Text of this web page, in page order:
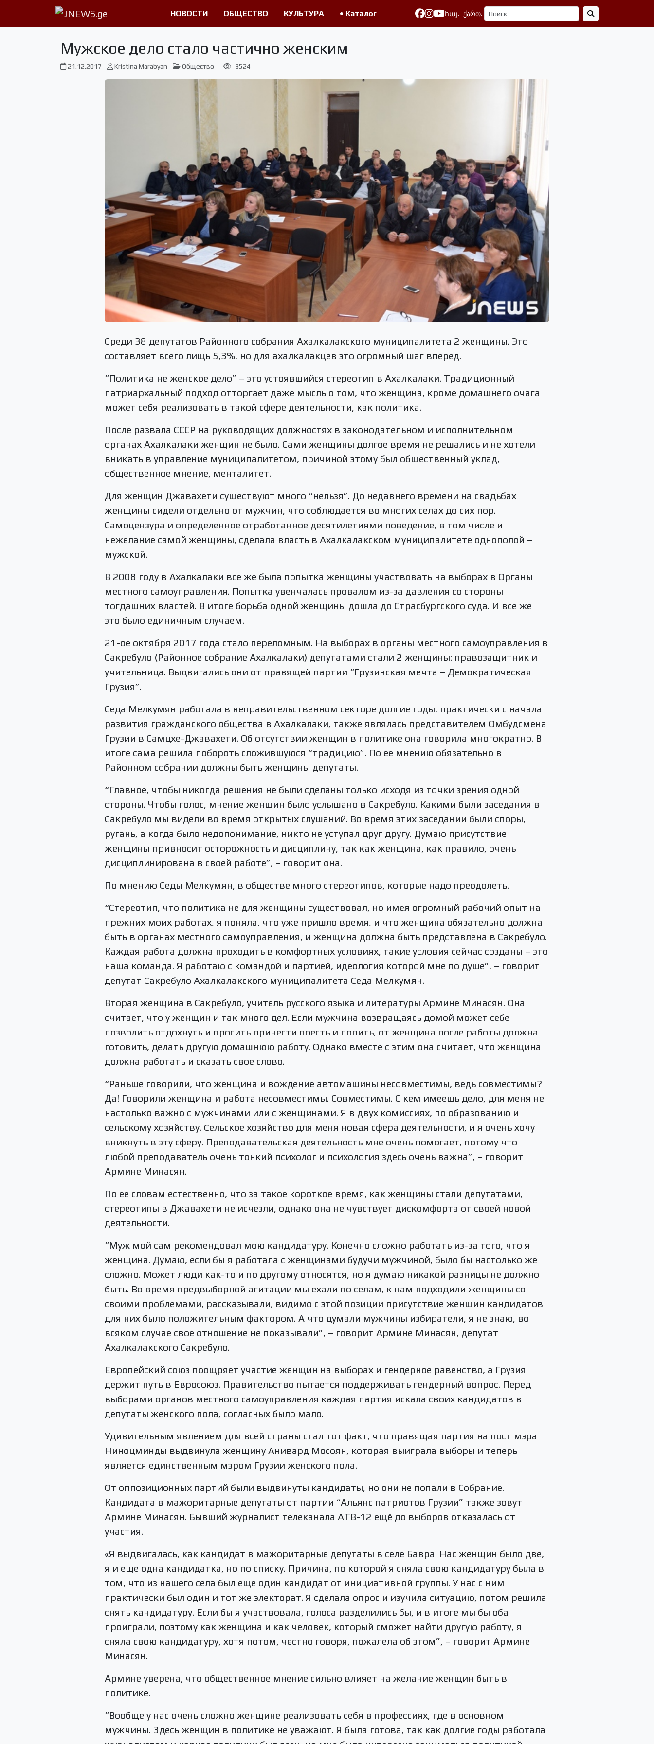
НОВОСТИ ОБЩЕСТВО КУЛЬТУРА • Каталог հայ. ქართ.
Мужское дело стало частично женским
21.12.2017 Kristina Marabyan Общество 3524
Среди 38 депутатов Районного собрания Ахалкалакского муниципалитета 2 женщины. Это
составляет всего лищь 5,3%, но для ахалкалакцев это огромный шаг вперед.
“Политика не женское дело” – это устоявшийся стереотип в Ахалкалаки. Традиционный
патриархальный подход отторгает даже мысль о том, что женщина, кроме домашнего очага
может себя реализовать в такой сфере деятельности, как политика.
После развала СССР на руководящих должностях в законодательном и исполнительном
органах Ахалкалаки женщин не было. Сами женщины долгое время не решались и не хотели
вникать в управление муниципалитетом, причиной этому был общественный уклад,
общественное мнение, менталитет.
Для женщин Джавахети существуют много “нельзя”. До недавнего времени на свадьбах
женщины сидели отдельно от мужчин, что соблюдается во многих селах до сих пор.
Самоцензура и определенное отработанное десятилетиями поведение, в том числе и
нежелание самой женщины, сделала власть в Ахалкалакском муниципалитете однополой –
мужской.
В 2008 году в Ахалкалаки все же была попытка женщины участвовать на выборах в Органы
местного самоуправления. Попытка увенчалась провалом из-за давления со стороны
тогдашних властей. В итоге борьба одной женщины дошла до Страсбургского суда. И все же
это было единичным случаем.
21-ое октября 2017 года стало переломным. На выборах в органы местного самоуправления в
Сакребуло (Районное собрание Ахалкалаки) депутатами стали 2 женщины: правозащитник и
учительница. Выдвигались они от правящей партии “Грузинская мечта – Демократическая
Грузия”.
Седа Мелкумян работала в неправительственном секторе долгие годы, практически с начала
развития гражданского общества в Ахалкалаки, также являлась представителем Омбудсмена
Грузии в Самцхе-Джавахети. Об отсутствии женщин в политике она говорила многократно. В
итоге сама решила побороть сложившуюся “традицию”. По ее мнению обязательно в
Районном собрании должны быть женщины депутаты.
“Главное, чтобы никогда решения не были сделаны только исходя из точки зрения одной
стороны. Чтобы голос, мнение женщин было услышано в Сакребуло. Какими были заседания в
Сакребуло мы видели во время открытых слушаний. Во время этих заседании были споры,
ругань, а когда было недопонимание, никто не уступал друг другу. Думаю присутствие
женщины привносит осторожность и дисциплину, так как женщина, как правило, очень
дисциплинирована в своей работе”, – говорит она.
По мнению Седы Мелкумян, в обществе много стереотипов, которые надо преодолеть.
“Стереотип, что политика не для женщины существовал, но имея огромный рабочий опыт на
прежних моих работах, я поняла, что уже пришло время, и что женщина обязательно должна
быть в органах местного самоуправления, и женщина должна быть представлена в Сакребуло.
Каждая работа должна проходить в комфортных условиях, такие условия сейчас созданы – это
наша команда. Я работаю с командой и партией, идеология которой мне по душе”, – говорит
депутат Сакребуло Ахалкалакского муниципалитета Седа Мелкумян.
Вторая женщина в Сакребуло, учитель русского языка и литературы Армине Минасян. Она
считает, что у женщин и так много дел. Если мужчина возвращаясь домой может себе
позволить отдохнуть и просить принести поесть и попить, от женщина после работы должна
готовить, делать другую домашнюю работу. Однако вместе с этим она считает, что женщина
должна работать и сказать свое слово.
“Раньше говорили, что женщина и вождение автомашины несовместимы, ведь совместимы?
Да! Говорили женщина и работа несовместимы. Совместимы. С кем имеешь дело, для меня не
настолько важно с мужчинами или с женщинами. Я в двух комиссиях, по образованию и
сельскому хозяйству. Сельское хозяйство для меня новая сфера деятельности, и я очень хочу
вникнуть в эту сферу. Преподавательская деятельность мне очень помогает, потому что
любой преподаватель очень тонкий психолог и психология здесь очень важна”, – говорит
Армине Минасян.
По ее словам естественно, что за такое короткое время, как женщины стали депутатами,
стереотипы в Джавахети не исчезли, однако она не чувствует дискомфорта от своей новой
деятельности.
“Муж мой сам рекомендовал мою кандидатуру. Конечно сложно работать из-за того, что я
женщина. Думаю, если бы я работала с женщинами будучи мужчиной, было бы настолько же
сложно. Может люди как-то и по другому относятся, но я думаю никакой разницы не должно
быть. Во время предвыборной агитации мы ехали по селам, к нам подходили женщины со
своими проблемами, рассказывали, видимо с этой позиции присутствие женщин кандидатов
для них было положительным фактором. А что думали мужчины избиратели, я не знаю, во
всяком случае свое отношение не показывали”, – говорит Армине Минасян, депутат
Ахалкалакского Сакребуло.
Европейский союз поощряет участие женщин на выборах и гендерное равенство, а Грузия
держит путь в Евросоюз. Правительство пытается поддерживать гендерный вопрос. Перед
выборами органов местного самоуправления каждая партия искала своих кандидатов в
депутаты женского пола, согласных было мало.
Удивительным явлением для всей страны стал тот факт, что правящая партия на пост мэра
Ниноцминды выдвинула женщину Анивард Мосоян, которая выиграла выборы и теперь
является единственным мэром Грузии женского пола.
От оппозиционных партий были выдвинуты кандидаты, но они не попали в Собрание.
Кандидата в мажоритарные депутаты от партии “Альянс патриотов Грузии” также зовут
Армине Минасян. Бывший журналист телеканала АТВ-12 ещё до выборов отказалась от
участия.
«Я выдвигалась, как кандидат в мажоритарные депутаты в селе Бавра. Нас женщин было две,
я и еще одна кандидатка, но по списку. Причина, по которой я сняла свою кандидатуру была в
том, что из нашего села был еще один кандидат от инициативной группы. У нас с ним
практически был один и тот же электорат. Я сделала опрос и изучила ситуацию, потом решила
снять кандидатуру. Если бы я участвовала, голоса разделились бы, и в итоге мы бы оба
проиграли, поэтому как женщина и как человек, который сможет найти другую работу, я
сняла свою кандидатуру, хотя потом, честно говоря, пожалела об этом”, – говорит Армине
Минасян.
Армине уверена, что общественное мнение сильно влияет на желание женщин быть в
политике.
“Вообще у нас очень сложно женщине реализовать себя в профессиях, где в основном
мужчины. Здесь женщин в политике не уважают. Я была готова, так как долгие годы работала